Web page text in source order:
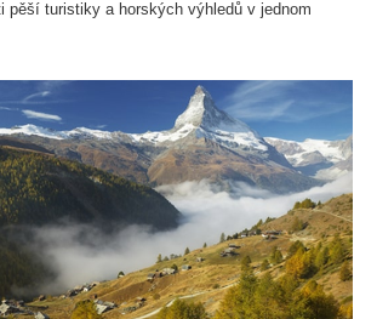
pěší turistiky a horských výhledů v jednom